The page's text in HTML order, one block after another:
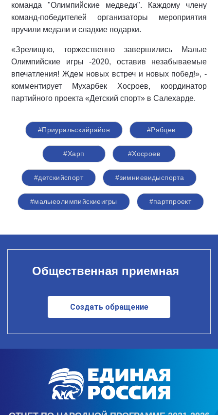
команда "Олимпийские медведи". Каждому члену
команд-победителей организаторы мероприятия
вручили медали и сладкие подарки.
«Зрелищно, торжественно завершились Малые
Олимпийские игры -2020, оставив незабываемые
впечатления! Ждем новых встреч и новых побед!», -
комментирует Мухарбек Хосроев, координатор
партийного проекта «Детский спорт» в Салехарде.
#Приуральскийрайон #Рябцев
#Харп #Хосроев
#детскийспорт #зимниевидыспорта
#малыеолимпийскиеигры #партпроект
Общественная приемная
Создать обращение